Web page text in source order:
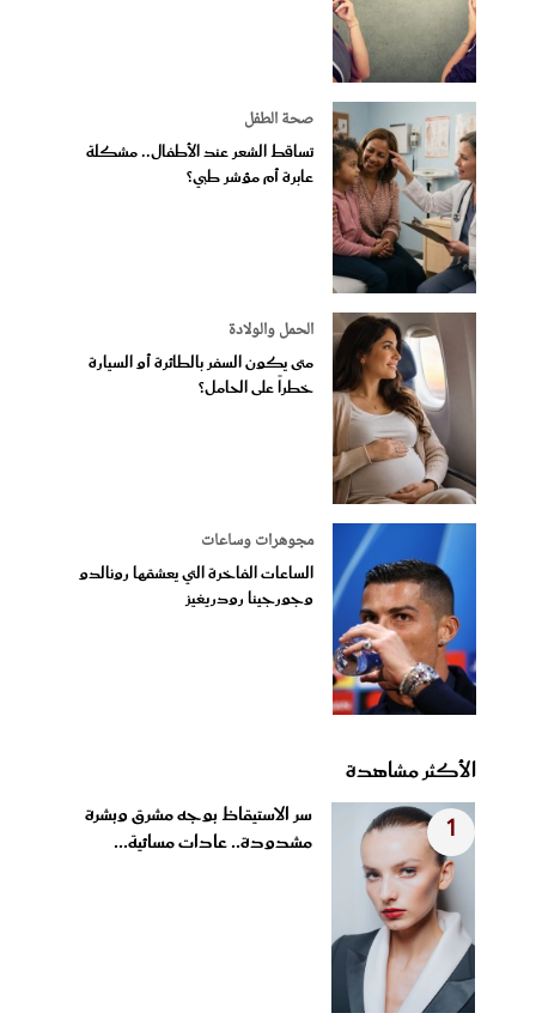
صحة الطفل
تساقط الشعر عند الأطفال.. مشكلة
عابرة أم مؤشر طبي؟
الحمل والولادة
متى يكون السفر بالطائرة أو السيارة
خطراً على الحامل؟
مجوهرات وساعات
الساعات الفاخرة التي يعشقها رونالدو
وجورجينا رودريغيز
الأكثر مشاهدة
1
سر الاستيقاظ بوجه مشرق وبشرة
مشدودة.. عادات مسائية...